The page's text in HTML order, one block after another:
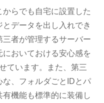
らでも自宅に設置した
データを出し入れでき
者が管理するサーバー
おいておける安心感を
ています。また、第三
、フォルダごとIDとパ
機能も標準的に装備し